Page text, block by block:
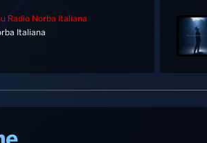
Radio Norba Italiana
Italiana